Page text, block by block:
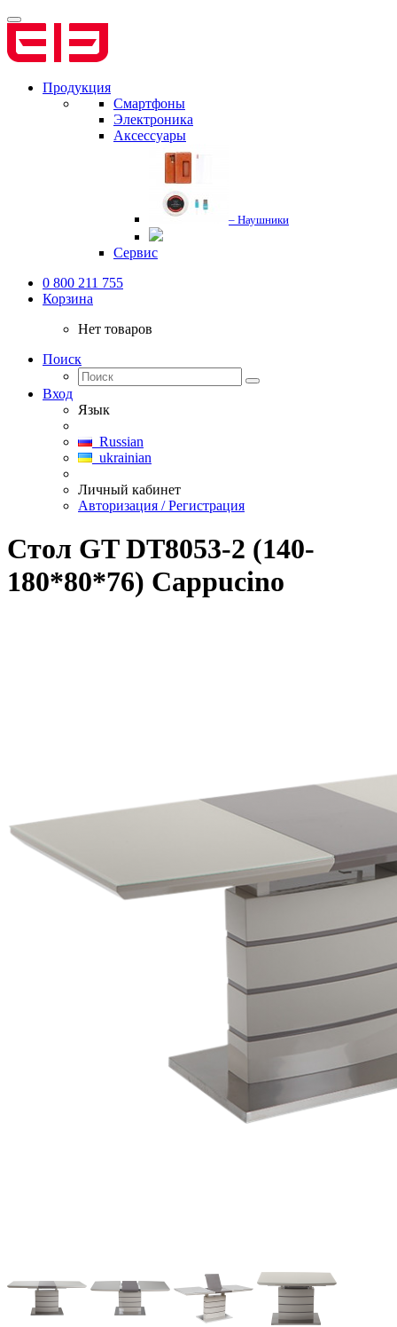
Продукция
Смартфоны
Электроника
Аксессуары
– Наушники
Сервис
0 800 211 755
Корзина
Нет товаров
Поиск
Вход
Язык
Russian
ukrainian
Личный кабинет
Авторизация / Регистрация
Стол GT DT8053-2 (140-
180*80*76) Cappucino